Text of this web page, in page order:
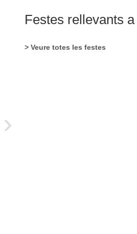
›
Festes rellevants a
> Veure totes les festes